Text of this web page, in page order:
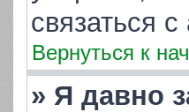
связаться
Вернуться к
» Я давно